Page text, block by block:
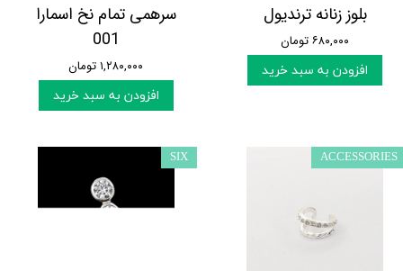
بلوز زنانه ترندیول
۶۸۰,۰۰۰ تومان
افزودن به سبد خرید
سرهمی تمام نخ اسمارا
001
۱,۲۸۰,۰۰۰ تومان
افزودن به سبد خرید
ACCESSORIES
SIX